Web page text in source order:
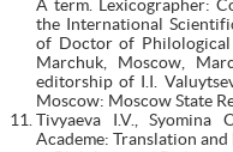
A term. Lexicographer:
the International
of Doctor of Philological
Marchuk, Moscow,
editorship of I.I.
Moscow: Moscow State
Tivyaeva I.V., Syomina
Academe: Translation